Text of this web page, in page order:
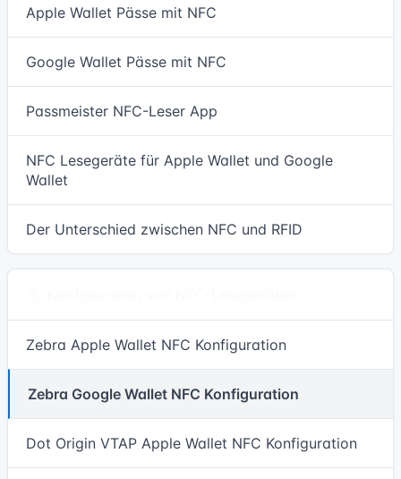
Apple Wallet Pässe mit NFC
Google Wallet Pässe mit NFC
Passmeister NFC-Leser App
NFC Lesegeräte für Apple Wallet und Google
Wallet
Der Unterschied zwischen NFC und RFID
Zebra Apple Wallet NFC Konfiguration
Zebra Google Wallet NFC Konfiguration
Dot Origin VTAP Apple Wallet NFC Konfiguration